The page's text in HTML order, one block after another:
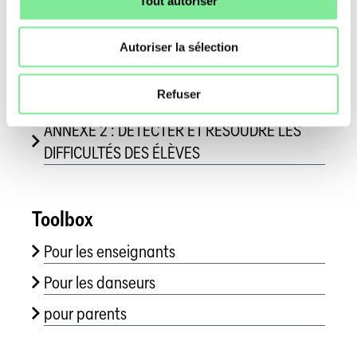
Autoriser la sélection
Refuser
parents :
Étiquette de comportement de l’école et
des professeur-es l’école et les professeur-
ANNEXE 2 : DÉTECTER ET RÉSOUDRE LES
DIFFICULTÉS DES ÉLÈVES
Toolbox
Pour les enseignants
Pour les danseurs
pour parents